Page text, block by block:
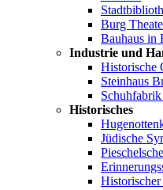
Burg
Bauhaus in
Industrie und
Historische
Steinhaus
Historisches
Jüdische